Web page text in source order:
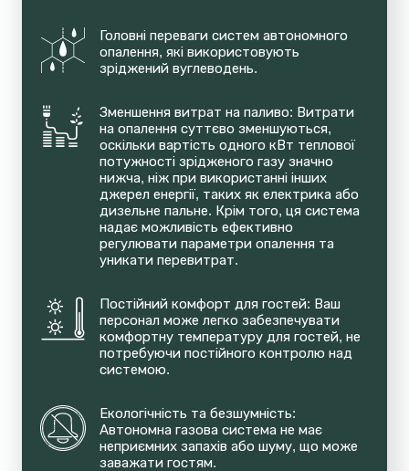
Головні переваги систем автономного
опалення, які використовують
зріджений вуглеводень.
Зменшення витрат на паливо: Витрати
на опалення суттєво зменшуються,
оскільки вартість одного кВт теплової
потужності зрідженого газу значно
нижча, ніж при використанні інших
джерел енергії, таких як електрика або
дизельне пальне. Крім того, ця система
надає можливість ефективно
регулювати параметри опалення та
уникати перевитрат.
Постійний комфорт для гостей: Ваш
персонал може легко забезпечувати
комфортну температуру для гостей, не
потребуючи постійного контролю над
системою.
Екологічність та безшумність:
Автономна газова система не має
неприємних запахів або шуму, що може
заважати гостям.